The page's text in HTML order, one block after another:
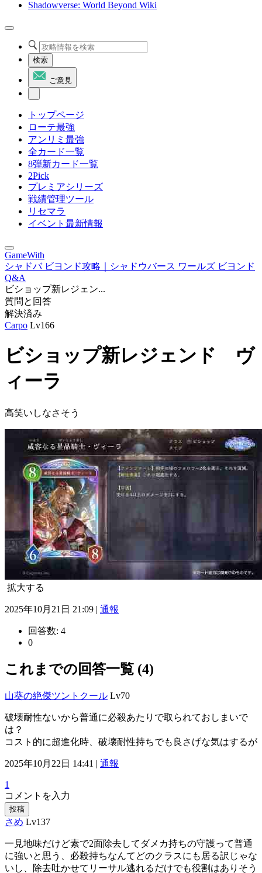
Shadowverse: World Beyond Wiki
検索
ご意見
トップページ
ローテ最強
アンリミ最強
全カード一覧
8弾新カード一覧
2Pick
プレミアシリーズ
戦績管理ツール
リセマラ
イベント最新情報
GameWith
シャドバ ビヨンド攻略｜シャドウバース ワールズ ビヨンド
Q&A
ビショップ新レジェン...
質問と回答
解決済み
Carpo Lv166
ビショップ新レジェンド ヴ
ィーラ
高笑いしなさそう
拡大する
2025年10月21日 21:09 | 通報
回答数: 4
0
これまでの回答一覧 (4)
山葵の絶傑ツントクール Lv70
破壊耐性ないから普通に必殺あたりで取られておしまいで
は？
コスト的に超進化時、破壊耐性持ちでも良さげな気はするが
2025年10月22日 14:41 | 通報
1
コメントを入力
投稿
さめ Lv137
一見地味だけど素で2面除去してダメカ持ちの守護って普通
に強いと思う、必殺持ちなんてどのクラスにも居る訳じゃな
いし、除去吐かせてリーサル逃れるだけでも役割はありそう